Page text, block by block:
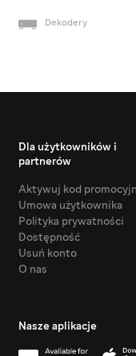
Dekodery
Dla użytkowników i
partnerów
Aktywuj kod
Umowa użytkownika
Polityka prywatności
Dostępność
Usuń konto
O nas
Nasze aplikacje